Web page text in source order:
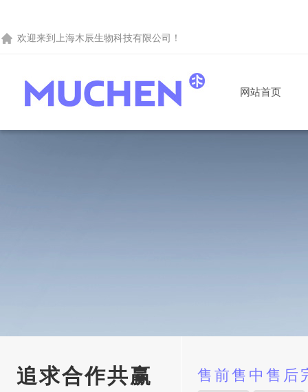
欢迎来到 上海木辰生物科技有限公司 ！
网站首页
追求合作共赢 售前售中售后